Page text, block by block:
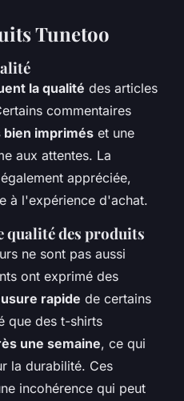
Tunetoo
la qualité des articles
commentaires
imprimés et une
aux attentes. La
appréciée,
à l'expérience d'achat.
qualité des produits
ne sont pas aussi
ont exprimé des
usure rapide de certains
que des t-shirts
une semaine, ce qui
la durabilité. Ces
incohérence qui peut